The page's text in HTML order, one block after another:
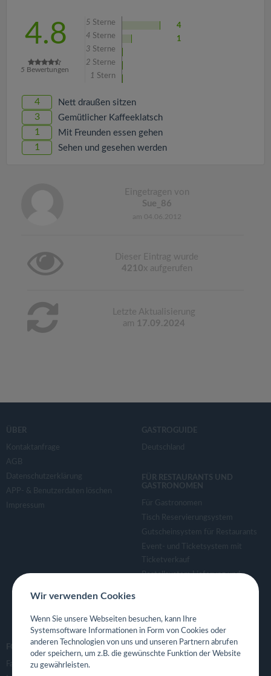
4.8
5 Bewertungen
5 Sterne
4
4 Sterne
1
3 Sterne
2 Sterne
1 Stern
4 Nett draußen sitzen
3 Gemütlicher Kaffeeklatsch
1 Mit Freunden essen gehen
1 Sehen und gesehen werden
Eingetragen von
Sue_86
am 04.06.2012
Dieser Eintrag wurde
4210x aufgerufen
Letzte Aktualisierung
am 17.09.2024
ÜBER
Kontaktanfrage
AGB
Datenschutzerklärung
APP- & Benutzerdaten löschen
Impressum
GASTROGUIDE
Deutschland
FÜR RESTAURANTS UND
GASTRONOMEN
Für Gastronomen
Tisch Reservierungsystem
Gutscheinsystem für Restaurants
Event- und Ticketsystem mit
Ticketverkauf
Bestellsystem Lieferung und
Eigene App für Restaurant
FOLGE UNS
Facebook
Wir verwenden Cookies
Wenn Sie unsere Webseiten besuchen, kann Ihre
Systemsoftware Informationen in Form von Cookies oder
anderen Technologien von uns und unseren Partnern abrufen
oder speichern, um z.B. die gewünschte Funktion der Website
zu gewährleisten.